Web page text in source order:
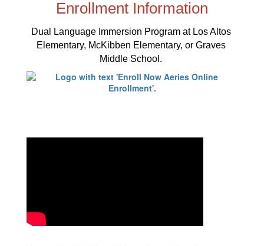
Enrollment Information
Dual Language Immersion Program at Los Altos
Elementary, McKibben Elementary, or Graves
Middle School.